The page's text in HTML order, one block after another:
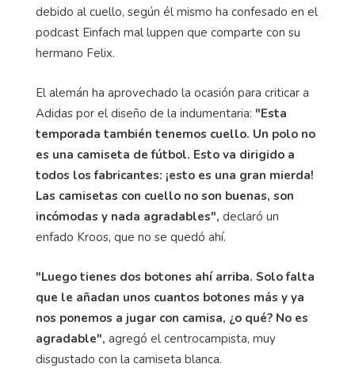
debido al cuello, según él mismo ha confesado en el
podcast Einfach mal luppen que comparte con su
hermano Felix.
El alemán ha aprovechado la ocasión para criticar a
Adidas por el diseño de la indumentaria: "Esta
temporada también tenemos cuello. Un polo no
es una camiseta de fútbol. Esto va dirigido a
todos los fabricantes: ¡esto es una gran mierda!
Las camisetas con cuello no son buenas, son
incómodas y nada agradables", declaró un
enfado Kroos, que no se quedó ahí.
"Luego tienes dos botones ahí arriba. Solo falta
que le añadan unos cuantos botones más y ya
nos ponemos a jugar con camisa, ¿o qué? No es
agradable", agregó el centrocampista, muy
disgustado con la camiseta blanca.